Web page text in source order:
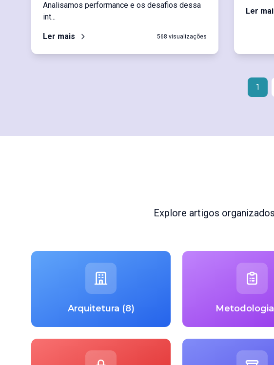
Analisamos performance e os desafios dessa
int...
Ler mais 568 visualizações
Ler
1
Explore artigos
Arquitetura (8)